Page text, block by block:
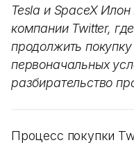
Tesla и SpaceX
компании Twitter,
продолжить
первоначальных
разбирательство
Процесс покупки